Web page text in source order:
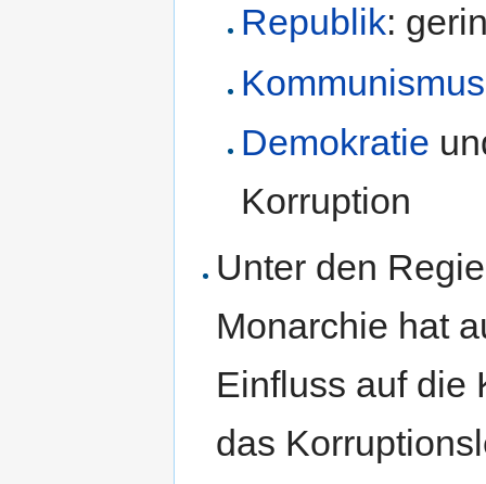
Republik:
Kommunismus
Demokratie
Korruption
Unter den
Monarchie hat
Einfluss auf die
das